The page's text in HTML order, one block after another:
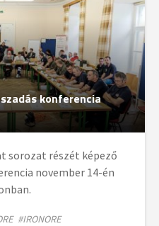
konferencia
sorozat részét képező
november 14-én
#IRONORE